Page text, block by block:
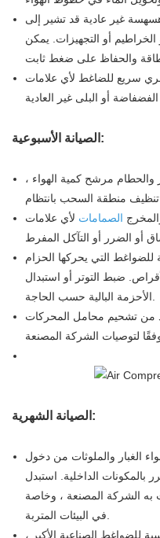
غير عادية قد تشير إلى
أو التجهيزات. يمكن
سريع للضاغط لأي علامات
الصيانة الأسبوعية:
والحطام مرشح كمية الهواء ،
الصمامات لأي علامات
للضواغط التي يحركها الحزام
ضبط التوتر أو استبدال
الأحزمة البالية حسب الحاجة.
من تشحيم محامل المحركات
الصيانة الشهرية:
الغبار والملوثات من دخول
الداخلية. استبدل
به الشركة المصنعة ، وخاصة
في البيئات المتربة.
للضواغط الصناعية الأكبر ،